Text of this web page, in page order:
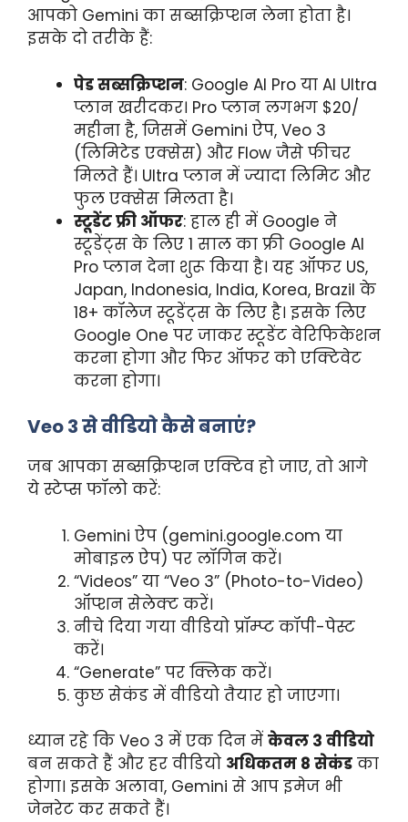
आपको Gemini का सब्सक्रिप्शन लेना होता है।
इसके दो तरीके हैं:
पेड सब्सक्रिप्शन: Google AI Pro या AI Ultra
प्लान खरीदकर। Pro प्लान लगभग $20/
महीना है, जिसमें Gemini ऐप, Veo 3
(लिमिटेड एक्सेस) और Flow जैसे फीचर
मिलते हैं। Ultra प्लान में ज्यादा लिमिट और
फुल एक्सेस मिलता है।
स्टूडेंट फ्री ऑफर: हाल ही में Google ने
स्टूडेंट्स के लिए 1 साल का फ्री Google AI
Pro प्लान देना शुरू किया है। यह ऑफर US,
Japan, Indonesia, India, Korea, Brazil के
18+ कॉलेज स्टूडेंट्स के लिए है। इसके लिए
Google One पर जाकर स्टूडेंट वेरिफिकेशन
करना होगा और फिर ऑफर को एक्टिवेट
करना होगा।
Veo 3 से वीडियो कैसे बनाएं?
जब आपका सब्सक्रिप्शन एक्टिव हो जाए, तो आगे
ये स्टेप्स फॉलो करें:
Gemini ऐप (gemini.google.com या
मोबाइल ऐप) पर लॉगिन करें।
“Videos” या “Veo 3” (Photo-to-Video)
ऑप्शन सेलेक्ट करें।
नीचे दिया गया वीडियो प्रॉम्प्ट कॉपी-पेस्ट
करें।
“Generate” पर क्लिक करें।
कुछ सेकंड में वीडियो तैयार हो जाएगा।
ध्यान रहे कि Veo 3 में एक दिन में केवल 3 वीडियो
बन सकते हैं और हर वीडियो अधिकतम 8 सेकंड का
होगा। इसके अलावा, Gemini से आप इमेज भी
जेनरेट कर सकते हैं।